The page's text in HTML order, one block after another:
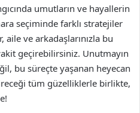
umutların ve hayallerin
seçiminde farklı stratejiler
aile ve arkadaşlarınızla bu
geçirebilirsiniz. Unutmayın
bu süreçte yaşanan heyecan
tüm güzelliklerle birlikte,